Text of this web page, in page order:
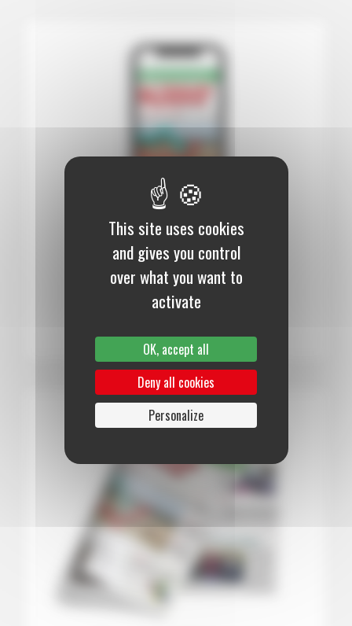
12 mois :99,00 €
Numérique
S’abonner au journal
This site uses cookies
and gives you control
over what you want to
activate
OK, accept all
Deny all cookies
Personalize